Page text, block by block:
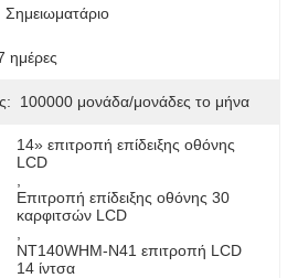
Σημειωματάριο
ημέρες
100000 μονάδα/μονάδες το μήνα
14» επιτροπή επίδειξης οθόνης
LCD
Επιτροπή επίδειξης οθόνης 30
καρφιτσών LCD
NT140WHM-N41 επιτροπή LCD
14 ίντσα